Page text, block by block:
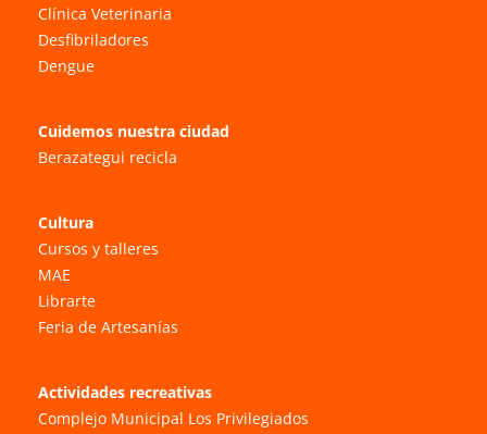
Clínica Veterinaria
Desfibriladores
Dengue
Cuidemos nuestra ciudad
Berazategui recicla
Cultura
Cursos y talleres
MAE
Librarte
Feria de Artesanías
Actividades recreativas
Complejo Municipal Los Privilegiados